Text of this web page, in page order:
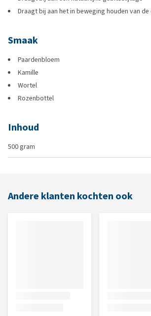
Draagt bij aan het in beweging houden van de
Smaak
Paardenbloem
Kamille
Wortel
Rozenbottel
Inhoud
500 gram
Andere klanten kochten ook